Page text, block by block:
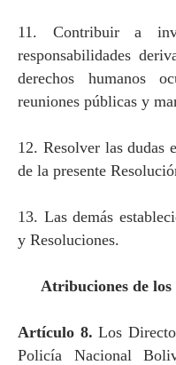
11. Contribuir a
responsabilidades
derechos humanos
reuniones públicas y
12. Resolver las dudas
de la presente
13. Las demás
y Resoluciones.
Atribuciones de
Artículo 8. Los
Policía Nacional